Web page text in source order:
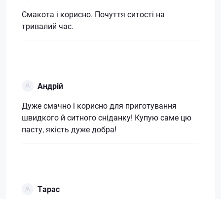
Смакота і корисно. Почуття ситості на
тривалий час.
Андрій
Дуже смачно і корисно для приготування
швидкого й ситного сніданку! Купую саме цю
пасту, якість дуже добра!
Тарас